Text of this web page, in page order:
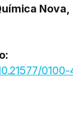
Nova,
0100-